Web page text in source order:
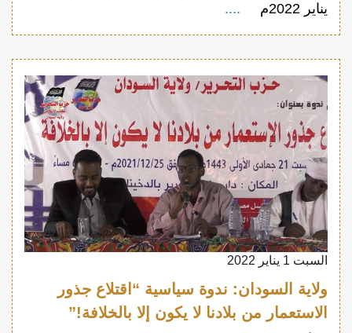
يناير 2022م
....
السبت 1 يناير 2022
ولاية السودان: ندوة سياسية “اقتلاع جذور
الاستعمار من بلادنا لا يكون إلا بالخلافة!”